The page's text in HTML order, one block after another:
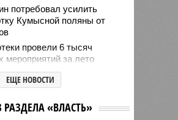
потребовал усилить
Кумысной поляны от
провели 6 тысяч
мероприятий за лето
формируют стратегию
медицины до 2030 года
с главой Ртищевского
ЕЩЕ НОВОСТИ
«ВЛАСТЬ»